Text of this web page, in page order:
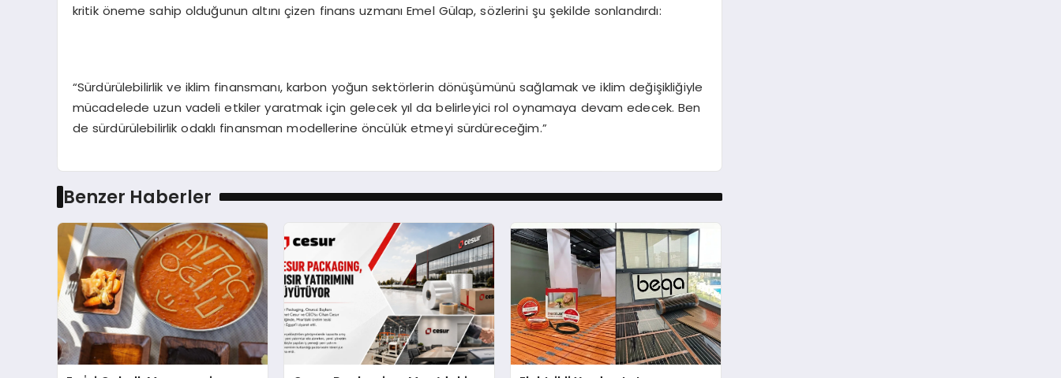
kritik öneme sahip olduğunun altını çizen finans uzmanı Emel Gülap, sözlerini şu şekilde sonlandırdı:
“Sürdürülebilirlik ve iklim finansmanı, karbon yoğun sektörlerin dönüşümünü sağlamak ve iklim değişikliğiyle
mücadelede uzun vadeli etkiler yaratmak için gelecek yıl da belirleyici rol oynamaya devam edecek. Ben
de sürdürülebilirlik odaklı finansman modellerine öncülük etmeyi sürdüreceğim.”
Benzer Haberler